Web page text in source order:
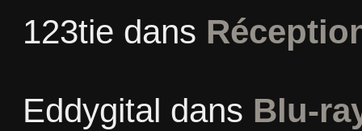
123tie dans
Eddygital dans Blu-